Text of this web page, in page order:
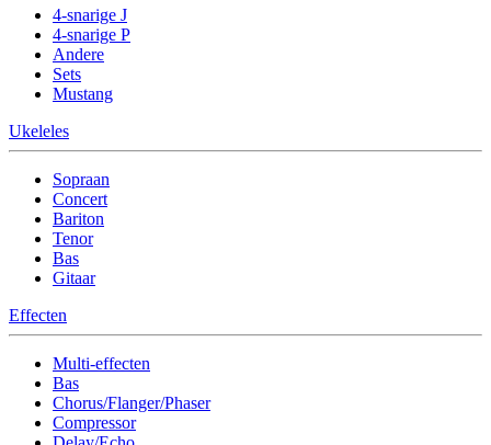
4-snarige J
4-snarige P
Andere
Sets
Mustang
Ukeleles
Sopraan
Concert
Bariton
Tenor
Bas
Gitaar
Effecten
Multi-effecten
Bas
Chorus/Flanger/Phaser
Compressor